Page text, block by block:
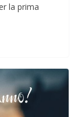
la prima